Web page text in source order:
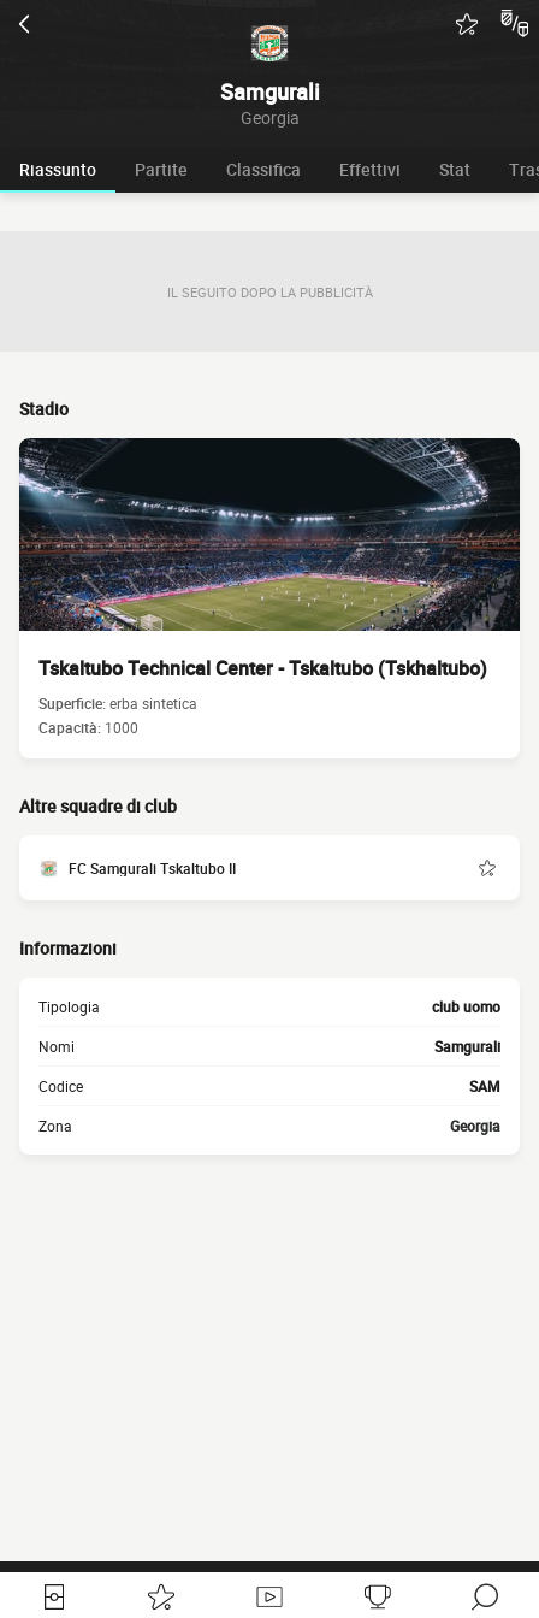
Samgurali
Georgia
Riassunto Partite Classifica Effettivi Stat
IL SEGUITO DOPO LA PUBBLICITÀ
Stadio
Tskaltubo Technical Center - Tskaltubo (Tskhaltubo)
Superficie:erba sintetica
Capacità: 1000
Altre squadre di club
FC Samgurali Tskaltubo II
Informazioni
Tipologia club uomo
Nomi Samgurali
Codice SAM
Zona Georgia